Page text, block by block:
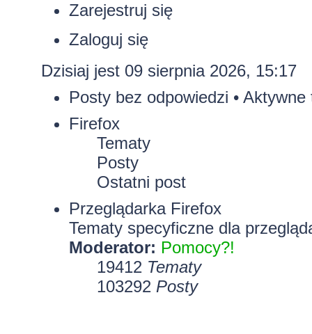
Zarejestruj się
Zaloguj się
Dzisiaj jest 09 sierpnia 2026, 15:17
Posty bez odpowiedzi • Aktywne
Firefox
Tematy
Posty
Ostatni post
Przeglądarka Firefox
Tematy specyficzne dla
Moderator: Pomocy?!
19412 Tematy
103292 Posty